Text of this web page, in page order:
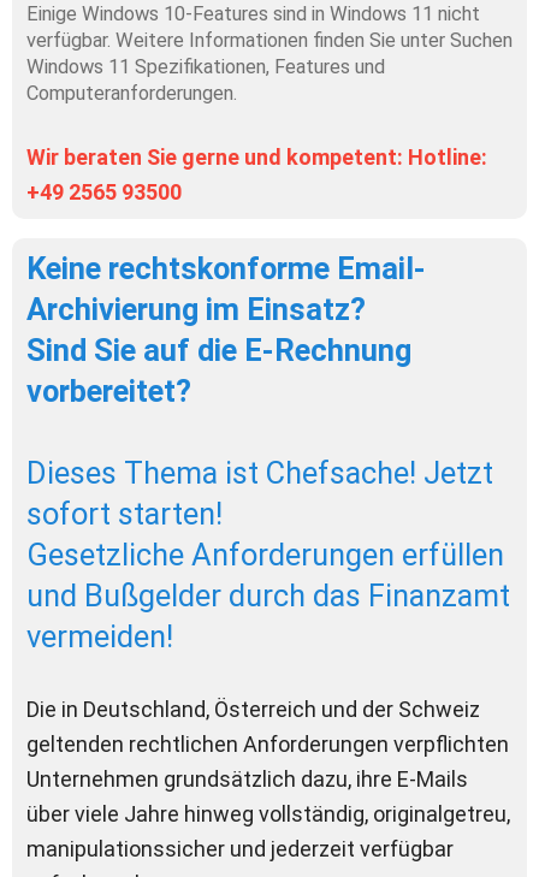
Einige Windows 10-Features sind in Windows 11 nicht
verfügbar. Weitere Informationen finden Sie unter Suchen
Windows 11 Spezifikationen, Features und
Computeranforderungen.
Wir beraten Sie gerne und kompetent: Hotline:
+49 2565 93500
Keine rechtskonforme Email-
Archivierung im Einsatz?
Sind Sie auf die E-Rechnung
vorbereitet?
Dieses Thema ist Chefsache! Jetzt
sofort starten!
Gesetzliche Anforderungen erfüllen
und Bußgelder durch das Finanzamt
vermeiden!
Die in Deutschland, Österreich und der Schweiz
geltenden rechtlichen Anforderungen verpflichten
Unternehmen grundsätzlich dazu, ihre E-Mails
über viele Jahre hinweg vollständig, originalgetreu,
manipulationssicher und jederzeit verfügbar